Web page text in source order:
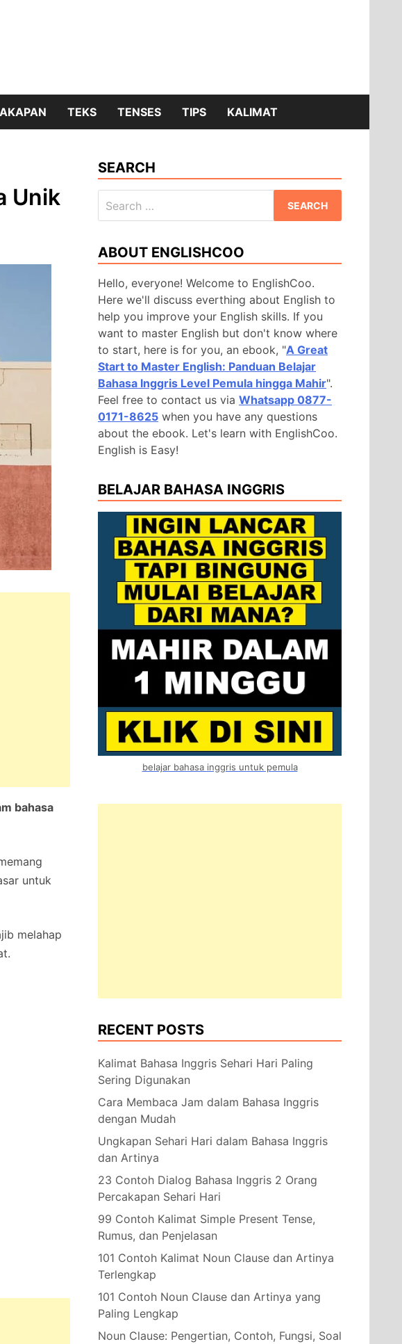
TEKS TENSES TIPS KALIMAT
Unik
bahasa
untuk
melahap
SEARCH
for:
ABOUT ENGLISHCOO
Hello, everyone! Welcome to EnglishCoo.
Here we'll discuss everthing about English to
help you improve your English skills. If you
want to master English but don't know where
to start, here is for you, an ebook, "A Great
Start to Master English: Panduan Belajar
Bahasa Inggris Level Pemula hingga Mahir".
Feel free to contact us via Whatsapp 0877-
0171-8625 when you have any questions
about the ebook. Let's learn with EnglishCoo.
English is Easy!
BELAJAR BAHASA INGGRIS
belajar bahasa inggris untuk pemula
RECENT POSTS
Kalimat Bahasa Inggris Sehari Hari Paling
Sering Digunakan
Cara Membaca Jam dalam Bahasa Inggris
dengan Mudah
Ungkapan Sehari Hari dalam Bahasa Inggris
dan Artinya
23 Contoh Dialog Bahasa Inggris 2 Orang
Percakapan Sehari Hari
99 Contoh Kalimat Simple Present Tense,
Rumus, dan Penjelasan
101 Contoh Kalimat Noun Clause dan Artinya
Terlengkap
101 Contoh Noun Clause dan Artinya yang
Paling Lengkap
Noun Clause: Pengertian, Contoh, Fungsi, Soal